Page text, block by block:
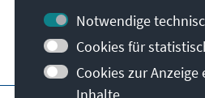
Protesten und
Resultaten. Ein Ende der
Polarisierung ist nicht in
Kontakt
Besuchen Sie auch
Notwendige
Cookies für
Cookies zur